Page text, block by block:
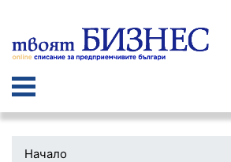
към
основното
Начало